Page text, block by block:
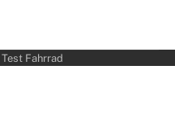
Test Fahrrad